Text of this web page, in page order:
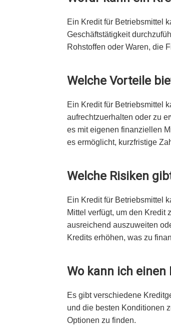
Ein Kredit für Betriebsmittel
Geschäftstätigkeit
Rohstoffen oder Waren, die
Welche Vorteile
Ein Kredit für Betriebsmittel
aufrechtzuerhalten oder zu
es mit eigenen finanziellen
es ermöglicht, kurzfristige
Welche Risiken
Ein Kredit für Betriebsmittel
Mittel verfügt, um den Kredit
ausreichend auszuweiten
Kredits erhöhen, was zu
Wo kann ich
Es gibt verschiedene
und die besten Konditionen
Optionen zu finden.